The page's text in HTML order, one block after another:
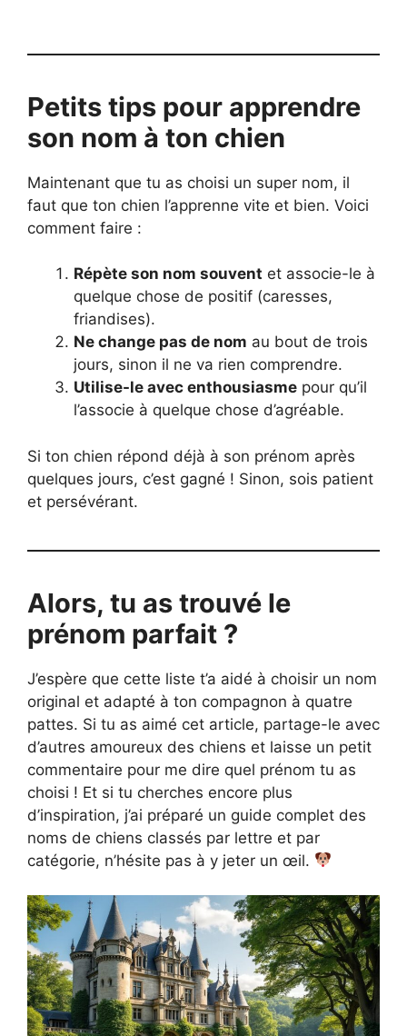
Petits tips pour apprendre
son nom à ton chien
Maintenant que tu as choisi un super nom, il
faut que ton chien l’apprenne vite et bien. Voici
comment faire :
Répète son nom souvent et associe-le à
quelque chose de positif (caresses,
friandises).
Ne change pas de nom au bout de trois
jours, sinon il ne va rien comprendre.
Utilise-le avec enthousiasme pour qu’il
l’associe à quelque chose d’agréable.
Si ton chien répond déjà à son prénom après
quelques jours, c’est gagné ! Sinon, sois patient
et persévérant.
Alors, tu as trouvé le
prénom parfait ?
J’espère que cette liste t’a aidé à choisir un nom
original et adapté à ton compagnon à quatre
pattes. Si tu as aimé cet article, partage-le avec
d’autres amoureux des chiens et laisse un petit
commentaire pour me dire quel prénom tu as
choisi ! Et si tu cherches encore plus
d’inspiration, j’ai préparé un guide complet des
noms de chiens classés par lettre et par
catégorie, n’hésite pas à y jeter un œil.